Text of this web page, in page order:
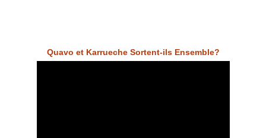
Quavo et Karrueche Sortent-ils Ensemble?